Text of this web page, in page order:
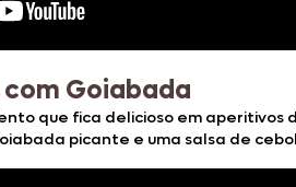
Goiabada
que fica delicioso em
picante e uma salsa de